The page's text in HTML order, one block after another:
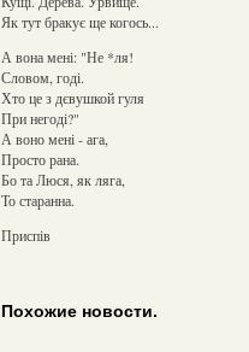
Як тут бракує ще когось...
А вона мені: "Не *ля!
Словом, годі.
Хто це з дєвушкой гуля
При негоді?"
А воно мені - ага,
Просто рана.
Бо та Люся, як ляга,
То старанна.
Приспів
Похожие новости.